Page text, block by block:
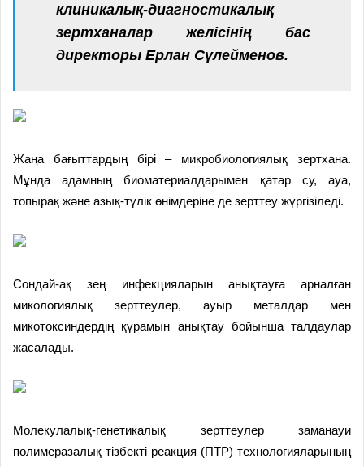
клиникалық-диагностикалық
зертханалар желісінің бас
директоры Ерлан Сүлейменов.
Жаңа бағыттардың бірі – микробиологиялық зертхана.
Мұнда адамның биоматериалдарымен қатар су, ауа,
топырақ және азық-түлік өнімдеріне де зерттеу жүргізіледі.
Сондай-ақ зең инфекцияларын анықтауға арналған
микологиялық зерттеулер, ауыр металдар мен
микотоксиндердің құрамын анықтау бойынша талдаулар
жасалады.
Молекулалық-генетикалық зерттеулер заманауи
полимеразалық тізбекті реакция (ПТР) технологияларының